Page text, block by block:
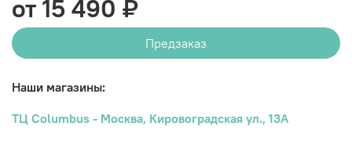
от 15 490 ₽
Предзаказ
Наши магазины:
ТЦ Columbus - Москва, Кировоградская ул., 13А